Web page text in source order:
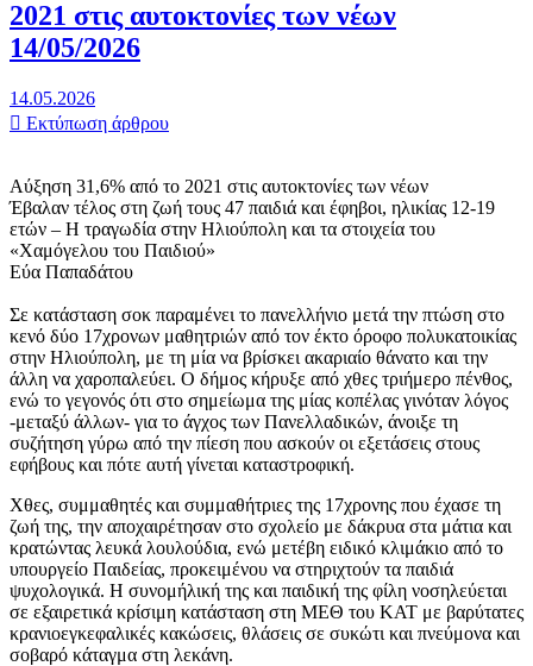
2021 στις αυτοκτονίες των νέων
14/05/2026
14.05.2026
Εκτύπωση άρθρου
Αύξηση 31,6% από το 2021 στις αυτοκτονίες των νέων
Έβαλαν τέλος στη ζωή τους 47 παιδιά και έφηβοι, ηλικίας 12-19
ετών – Η τραγωδία στην Ηλιούπολη και τα στοιχεία του
«Χαμόγελου του Παιδιού»
Εύα Παπαδάτου
Σε κατάσταση σοκ παραμένει το πανελλήνιο μετά την πτώση στο
κενό δύο 17χρονων μαθητριών από τον έκτο όροφο πολυκατοικίας
στην Ηλιούπολη, με τη μία να βρίσκει ακαριαίο θάνατο και την
άλλη να χαροπαλεύει. Ο δήμος κήρυξε από χθες τριήμερο πένθος,
ενώ το γεγονός ότι στο σημείωμα της μίας κοπέλας γινόταν λόγος
-μεταξύ άλλων- για το άγχος των Πανελλαδικών, άνοιξε τη
συζήτηση γύρω από την πίεση που ασκούν οι εξετάσεις στους
εφήβους και πότε αυτή γίνεται καταστροφική.
Χθες, συμμαθητές και συμμαθήτριες της 17χρονης που έχασε τη
ζωή της, την αποχαιρέτησαν στο σχολείο με δάκρυα στα μάτια και
κρατώντας λευκά λουλούδια, ενώ μετέβη ειδικό κλιμάκιο από το
υπουργείο Παιδείας, προκειμένου να στηριχτούν τα παιδιά
ψυχολογικά. Η συνομήλική της και παιδική της φίλη νοσηλεύεται
σε εξαιρετικά κρίσιμη κατάσταση στη ΜΕΘ του ΚΑΤ με βαρύτατες
κρανιοεγκεφαλικές κακώσεις, θλάσεις σε συκώτι και πνεύμονα και
σοβαρό κάταγμα στη λεκάνη.